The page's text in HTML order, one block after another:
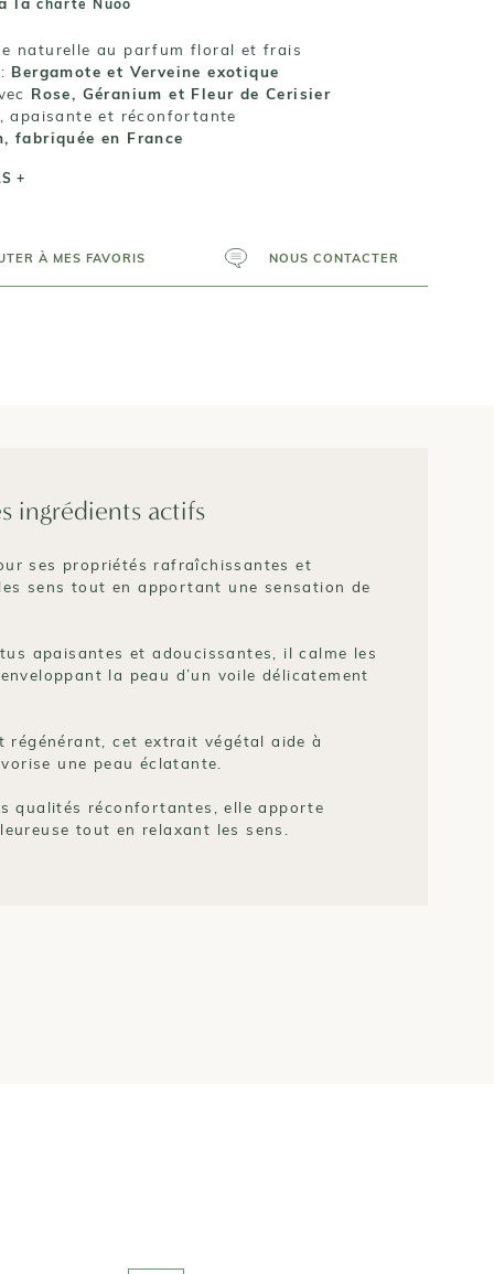
charte Nuoo
naturelle au parfum floral et frais
Bergamote et Verveine exotique
Rose, Géranium et Fleur de Cerisier
apaisante et réconfortante
fabriquée en France
+
À MES FAVORIS NOUS CONTACTER
ingrédients actifs
ses propriétés rafraîchissantes et
sens tout en apportant une sensation de
apaisantes et adoucissantes, il calme les
la peau d’un voile délicatement
régénérant, cet extrait végétal aide à
une peau éclatante.
qualités réconfortantes, elle apporte
tout en relaxant les sens.